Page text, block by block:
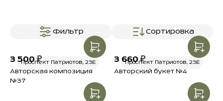
Фильтр Сортировка
Проспект Патриотов, 23Е
Авторская композиция
№37
3 500 ₽ Проспект Патриотов, 23Е
Авторский букет №4
3 660 ₽